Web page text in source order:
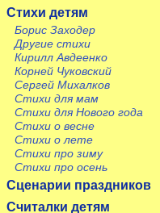
Стихи детям
Борис Заходер
Другие стихи
Кирилл Авдеенко
Корней Чуковский
Сергей Михалков
Стихи для мам
Стихи для Нового года
Стихи о весне
Стихи о лете
Стихи про зиму
Стихи про осень
Сценарии праздников
Считалки детям